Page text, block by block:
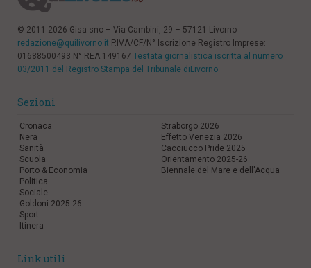
© 2011-2026 Gisa snc – Via Cambini, 29 – 57121 Livorno
redazione@quilivorno.it P.IVA/CF/N° Iscrizione Registro Imprese:
01688500493 N° REA 149167 Testata giornalistica iscritta al numero
03/2011 del Registro Stampa del Tribunale diLivorno
Sezioni
Cronaca
Nera
Sanità
Scuola
Porto & Economia
Politica
Sociale
Goldoni 2025-26
Sport
Itinera
Straborgo 2026
Effetto Venezia 2026
Cacciucco Pride 2025
Orientamento 2025-26
Biennale del Mare e dell'Acqua
Link utili